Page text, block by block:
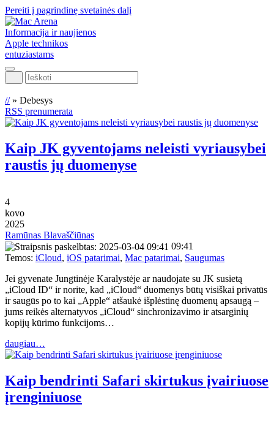
Pereiti į pagrindinę svetainės dalį
Informacija ir naujienos
Apple technikos
entuziastams
Ieškoti
//» Debesys
RSS prenumerata
Kaip JK gyventojams neleisti vyriausybei
raustis jų duomenyse
4
kovo
2025
Ramūnas Blavaščiūnas
09:41
Temos: iCloud, iOS patarimai, Mac patarimai, Saugumas
Jei gyvenate Jungtinėje Karalystėje ar naudojate su JK susietą
„iCloud ID“ ir norite, kad „iCloud“ duomenys būtų visiškai privatūs
ir saugūs po to kai „Apple“ atšaukė išplėstinę duomenų apsaugą –
jums reikės alternatyvos „iCloud“ sinchronizavimo ir atsarginių
kopijų kūrimo funkcijoms…
daugiau…
Kaip bendrinti Safari skirtukus įvairiuose
įrenginiuose